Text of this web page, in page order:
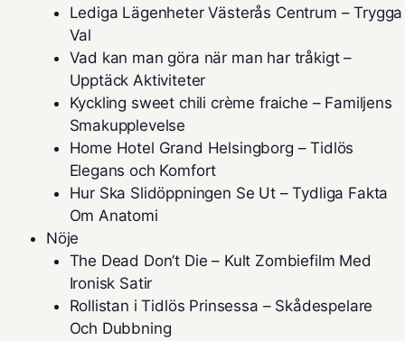
Lediga Lägenheter Västerås Centrum – Trygga
Val
Vad kan man göra när man har tråkigt –
Upptäck Aktiviteter
Kyckling sweet chili crème fraiche – Familjens
Smakupplevelse
Home Hotel Grand Helsingborg – Tidlös
Elegans och Komfort
Hur Ska Slidöppningen Se Ut – Tydliga Fakta
Om Anatomi
Nöje
The Dead Don’t Die – Kult Zombiefilm Med
Ironisk Satir
Rollistan i Tidlös Prinsessa – Skådespelare
Och Dubbning